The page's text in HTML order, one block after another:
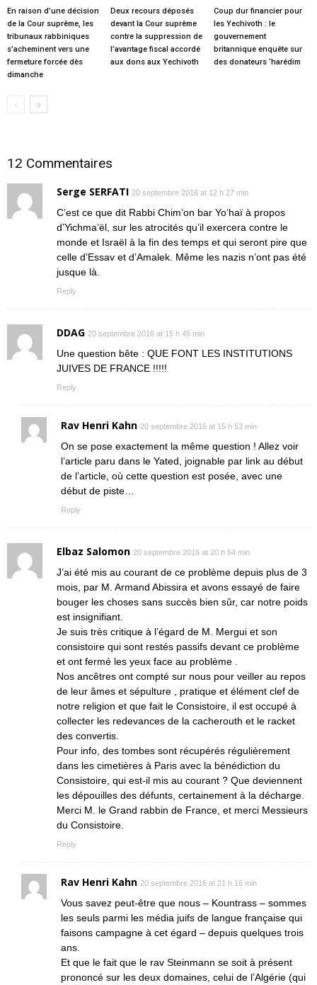
En raison d’une décision
de la Cour suprême, les
tribunaux rabbiniques
s’acheminent vers une
fermeture forcée dès
dimanche
Deux recours déposés
devant la Cour suprême
contre la suppression de
l’avantage fiscal accordé
aux dons aux Yechivoth
Coup dur financier pour
les Yechivoth : le
gouvernement
britannique enquête sur
des donateurs ‘harédim
12 Commentaires
Serge SERFATI 20 septembre 2016 at 12 h 27 min
C’est ce que dit Rabbi Chim’on bar Yo’haï à propos
d’Yichma’ël, sur les atrocités qu’il exercera contre le
monde et Israël à la fin des temps et qui seront pire que
celle d’Essav et d’Amalek. Même les nazis n’ont pas été
jusque là.
Reply
DDAG 20 septembre 2016 at 15 h 45 min
Une question bête : QUE FONT LES INSTITUTIONS
JUIVES DE FRANCE !!!!!
Reply
Rav Henri Kahn 20 septembre 2016 at 15 h 53 min
On se pose exactement la même question ! Allez voir
l’article paru dans le Yated, joignable par link au début
de l’article, où cette question est posée, avec une
début de piste…
Reply
Elbaz Salomon 20 septembre 2016 at 20 h 54 min
J’ai été mis au courant de ce problème depuis plus de 3
mois, par M. Armand Abissira et avons essayé de faire
bouger les choses sans succès bien sûr, car notre poids
est insignifiant.
Je suis très critique à l’égard de M. Mergui et son
consistoire qui sont restés passifs devant ce problème
et ont fermé les yeux face au problème .
Nos ancêtres ont compté sur nous pour veiller au repos
de leur âmes et sépulture , pratique et élément clef de
notre religion et que fait le Consistoire, il est occupé à
collecter les redevances de la cacherouth et le racket
des convertis.
Pour info, des tombes sont récupérés régulièrement
dans les cimetières à Paris avec la bénédiction du
Consistoire, qui est-il mis au courant ? Que deviennent
les dépouilles des défunts, certainement à la décharge.
Merci M. le Grand rabbin de France, et merci Messieurs
du Consistoire.
Reply
Rav Henri Kahn 20 septembre 2016 at 21 h 16 min
Vous savez peut-être que nous – Kountrass – sommes
les seuls parmi les média juifs de langue française qui
faisons campagne à cet égard – depuis quelques trois
ans.
Et que le fait que le rav Steinmann se soit à présent
prononcé sur les deux domaines, celui de l’Algérie (qui